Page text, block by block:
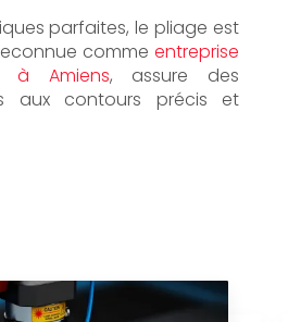
parfaites, le pliage est
comme entreprise
à Amiens, assure des
aux contours précis et